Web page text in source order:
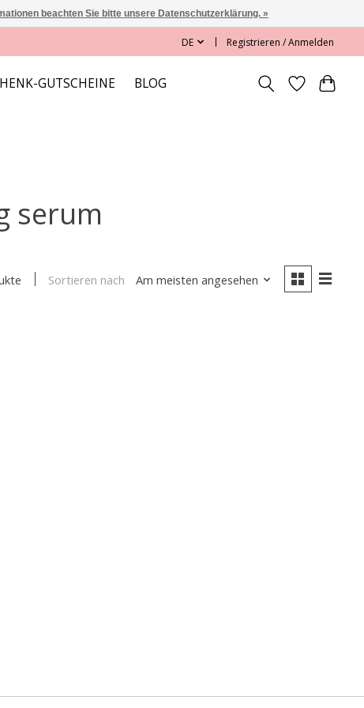
DE Registrieren / Anmelden
GUTSCHEINE BLOG
serum
Sortieren nach Am meisten angesehen
beachten Sie bitte unsere Datenschutzerklärung. »